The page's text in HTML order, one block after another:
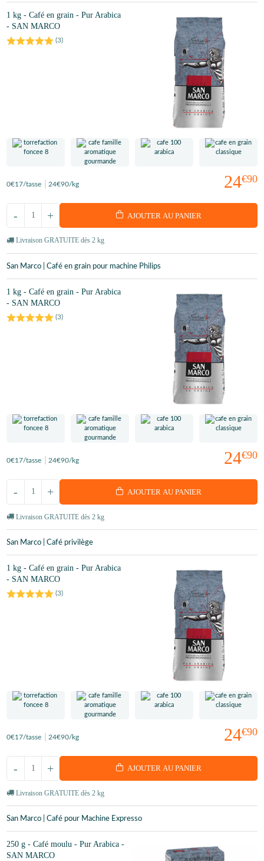
1 kg - Café en grain - Pur Arabica
- SAN MARCO
(3)
24€90
0€17/tasse 24€90/kg
+
- AJOUTER AU PANIER
Livraison GRATUITE dès 2 kg
San Marco | Café en grain pour machine Philips
1 kg - Café en grain - Pur Arabica
- SAN MARCO
(3)
24€90
0€17/tasse 24€90/kg
+
- AJOUTER AU PANIER
Livraison GRATUITE dès 2 kg
San Marco | Café privilège
1 kg - Café en grain - Pur Arabica
- SAN MARCO
(3)
24€90
0€17/tasse 24€90/kg
+
- AJOUTER AU PANIER
Livraison GRATUITE dès 2 kg
San Marco | Café pour Machine Expresso
250 g - Café moulu - Pur Arabica -
SAN MARCO